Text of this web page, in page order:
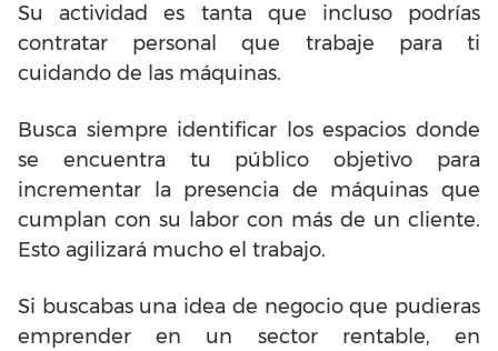
Su actividad es tanta que incluso podrías
contratar personal que trabaje para ti
cuidando de las máquinas.
Busca siempre identificar los espacios donde
se encuentra tu público objetivo para
incrementar la presencia de máquinas que
cumplan con su labor con más de un cliente.
Esto agilizará mucho el trabajo.
Si buscabas una idea de negocio que pudieras
emprender en un sector rentable, en